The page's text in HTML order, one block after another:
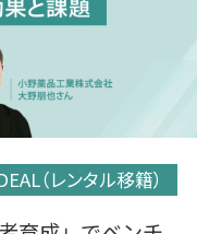
（レンタル移籍）